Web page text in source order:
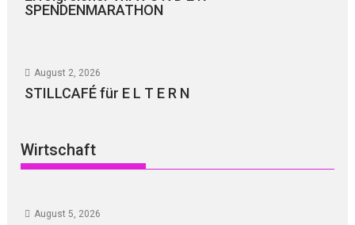
SPENDENMARATHON
August 2, 2026
STILLCAFÉ für E L T E R N
Wirtschaft
August 5, 2026